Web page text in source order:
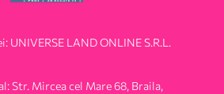
UNIVERSE LAND ONLINE S.R.L.
Str. Mircea cel Mare 68, Braila,